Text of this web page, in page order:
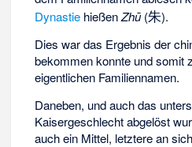
Dynastie hießenZhū(朱).
Dies war das Ergebnis der
bekommen konnte und somit
eigentlichen Familiennamen.
Daneben, und auch das
Kaisergeschlecht abgelöst
auch ein Mittel, letztere an